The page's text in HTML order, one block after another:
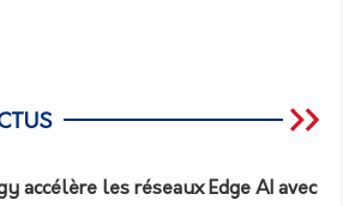
accélère les réseaux Edge AI avec